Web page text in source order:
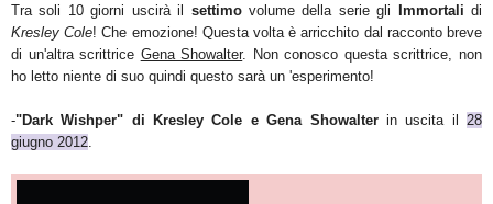
Tra soli 10 giorni uscirà il settimovolume della serie gli Immortali di
Kresley Cole! Che emozione! Questa volta è arricchito dal racconto breve
di un'altra scrittrice Gena Showalter. Non conosco questa scrittrice, non
ho letto niente di suo quindi questo sarà un 'esperimento!
-"Dark Wishper" di Kresley Cole e Gena Showalterin uscita il 28
giugno 2012